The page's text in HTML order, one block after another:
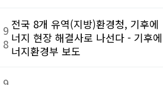
9
8
전국 8개 유역(지방)환경청, 기후에
너지 현장 해결사로 나선다 - 기후에
너지환경부 보도